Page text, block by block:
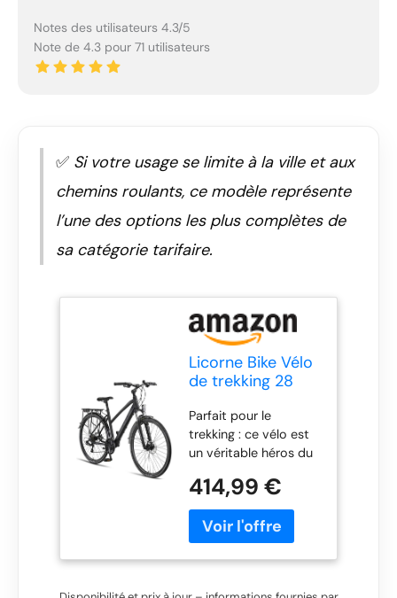
Notes des utilisateurs 4.3/5
Note de 4.3 pour 71 utilisateurs
✅ Si votre usage se limite à la ville et aux
chemins roulants, ce modèle représente
l’une des options les plus complètes de
sa catégorie tarifaire.
Licorne Bike Vélo
de trekking 28
frein à disque en
aluminium, 21
vitesses - VTT -
Vélo cross(pour
femme, noir)
Parfait pour le
trekking : ce vélo est
un véritable héros du
cadre en aluminium et
ses freins à disque. Il
est adapté à une
utilisation
quotidienne, pour aller
414,99 €